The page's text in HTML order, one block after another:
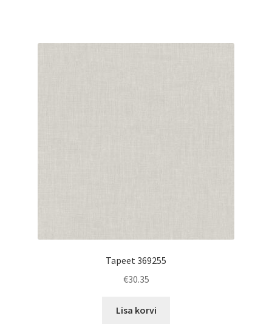
Tapeet 369255
€30.35
Lisa korvi